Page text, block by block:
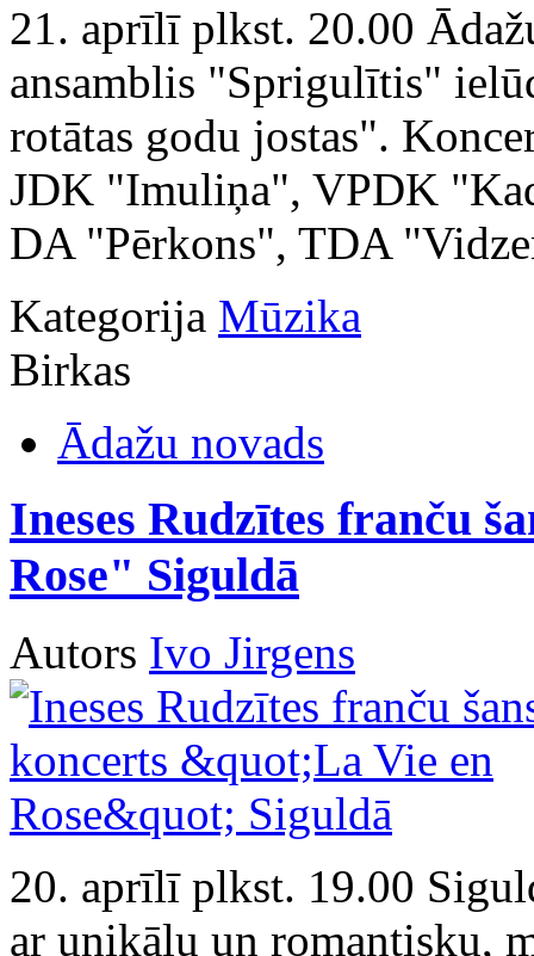
21. aprīlī plkst. 20.00
ansamblis "Sprigulītis"
rotātas godu jostas".
JDK "Imuliņa", VPDK
DA "Pērkons", TDA
Kategorija Mūzika
Birkas
Ādažu novads
Ineses Rudzītes franču
Rose" Siguldā
Autors Ivo Jirgens
20. aprīlī plkst. 19.00
ar unikālu un romantisku,